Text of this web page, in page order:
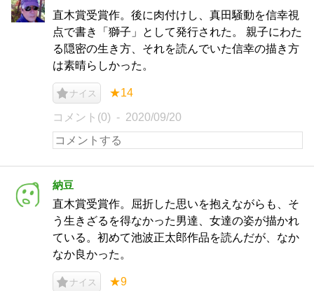
直木賞受賞作。後に肉付けし、真田騒動を信幸視
点で書き「獅子」として発行された。 親子にわた
る隠密の生き方、それを読んでいた信幸の描き方
は素晴らしかった。
ナイス ★14
コメント(0) 2020/09/20
納豆
直木賞受賞作。屈折した思いを抱えながらも、そ
う生きざるを得なかった男達、女達の姿が描かれ
ている。初めて池波正太郎作品を読んだが、なか
なか良かった。
ナイス ★9